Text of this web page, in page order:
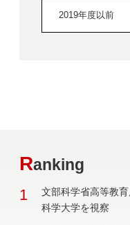
2019年度以前
Ranking
1
文部科学省高等教
科学大学を視察